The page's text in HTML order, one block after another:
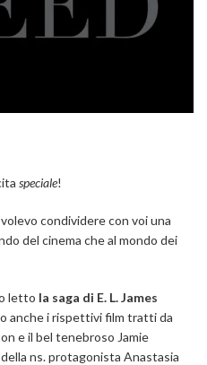
speciale!
condividere con voi una
del cinema che al mondo dei
letto la saga di E. L. James
anche i rispettivi film tratti da
e il bel tenebroso Jamie
ns. protagonista Anastasia